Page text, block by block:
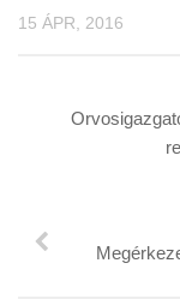
15 ÁPR, 2016